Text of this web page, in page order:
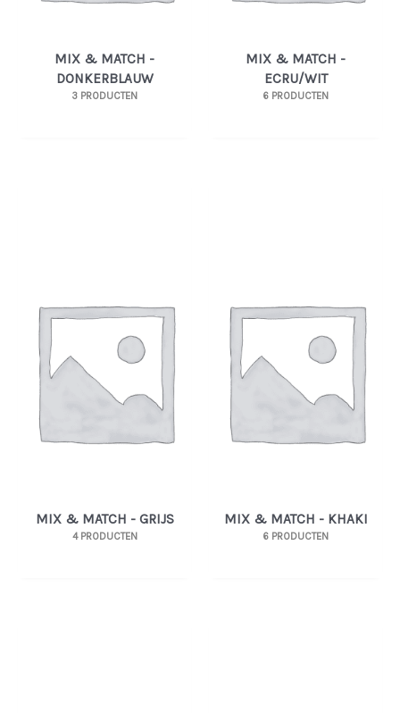
MIX & MATCH -
DONKERBLAUW
3 PRODUCTEN
MIX & MATCH -
ECRU/WIT
6 PRODUCTEN
MIX & MATCH - GRIJS
4 PRODUCTEN
MIX & MATCH - KHAKI
6 PRODUCTEN